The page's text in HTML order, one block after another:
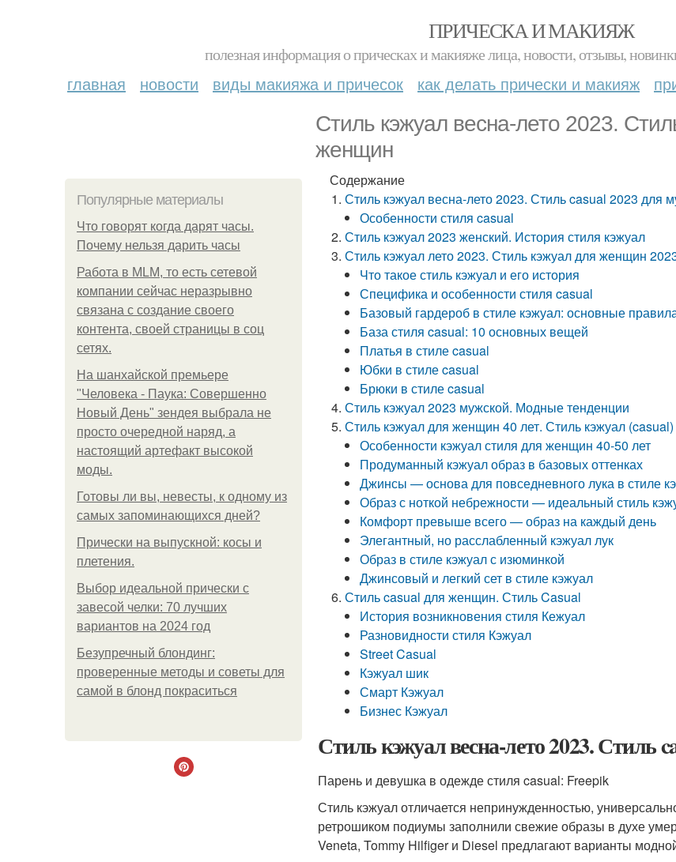
ПРИЧЕСКА И МАКИЯЖ
полезная информация о прическах и макияже лица, новости, отзывы,
главная новости виды макияжа и причесок как делать прически и макияж
Стиль кэжуал весна-лето 2023.
женщин
Популярные материалы
Что говорят когда дарят часы.
Почему нельзя дарить часы
Работа в MLM, то есть сетевой
компании сейчас неразрывно
связана с создание своего
контента, своей страницы в соц
сетях.
На шанхайской премьере
"Человека - Паука: Совершенно
Новый День" зендея выбрала не
просто очередной наряд, а
настоящий артефакт высокой
моды.
Готовы ли вы, невесты, к одному из
самых запоминающихся дней?
Прически на выпускной: косы и
плетения.
Выбор идеальной прически с
завесой челки: 70 лучших
вариантов на 2024 год
Безупречный блондинг:
проверенные методы и советы для
самой в блонд покраситься
Содержание
Стиль кэжуал весна-лето 2023. Стиль casual 2023 для
Особенности стиля casual
Стиль кэжуал 2023 женский. История стиля кэжуал
Стиль кэжуал лето 2023. Стиль кэжуал для женщин
Что такое стиль кэжуал и его история
Специфика и особенности стиля casual
Базовый гардероб в стиле кэжуал: основные
База стиля casual: 10 основных вещей
Платья в стиле casual
Юбки в стиле casual
Брюки в стиле casual
Стиль кэжуал 2023 мужской. Модные тенденции
Стиль кэжуал для женщин 40 лет. Стиль кэжуал
Особенности кэжуал стиля для женщин 40-50 лет
Продуманный кэжуал образ в базовых оттенках
Джинсы — основа для повседневного лука в стиле
Образ с ноткой небрежности — идеальный стиль
Комфорт превыше всего — образ на каждый день
Элегантный, но расслабленный кэжуал лук
Образ в стиле кэжуал с изюминкой
Джинсовый и легкий сет в стиле кэжуал
Стиль casual для женщин. Стиль Casual
История возникновения стиля Кежуал
Разновидности стиля Кэжуал
Street Casual
Кэжуал шик
Смарт Кэжуал
Бизнес Кэжуал
Стиль кэжуал весна-лето 2023.
Парень и девушка в одежде стиля casual: Freepik
Стиль кэжуал отличается непринужденностью,
ретрошиком подиумы заполнили свежие образы в духе
Veneta, Tommy Hilfiger и Diesel предлагают варианты